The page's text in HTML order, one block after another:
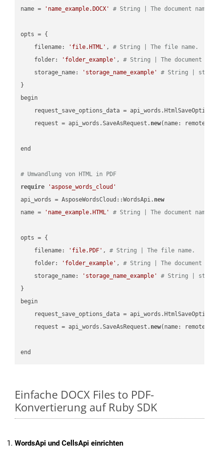
name =
'name_example.DOCX' # String | The document name.
opts = {
    filename:
'file.HTML' , # String | The file name.
    folder:
'folder_example' , # String | The document
    storage_name:
'storage_name_example'
# String |
}
begin
request_save_options_data =
    request = api_words.SaveAsRequest.
new(name:
end
# Umwandlung von HTML in PDF
require
'aspose_words_cloud'
api_words = AsposeWordsCloud::WordsApi. new
name =
'name_example.HTML' # String | The document name.
opts = {
    filename:
'file.PDF' , # String | The file name.
    folder:
'folder_example' , # String | The document
    storage_name:
'storage_name_example'
# String |
}
begin
request_save_options_data =
    request = api_words.SaveAsRequest.
new(name:
Einfache DOCX Files to PDF-
Konvertierung auf Ruby SDK
WordsApi und CellsApi einrichten